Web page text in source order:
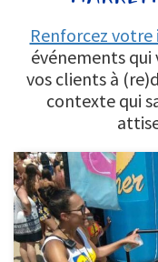
Renforcez
événements
vos clients à
contexte qui